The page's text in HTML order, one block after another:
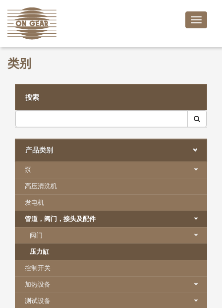
Toggle
类别
搜索
产品类别
泵
高压清洗机
发电机
管道，阀门，接头及配件
阀门
压力缸
控制开关
加热设备
测试设备